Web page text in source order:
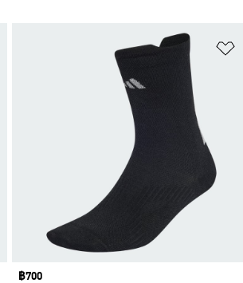
เพิ่มไปยังรายการสินค้าโปรด
Price
฿700